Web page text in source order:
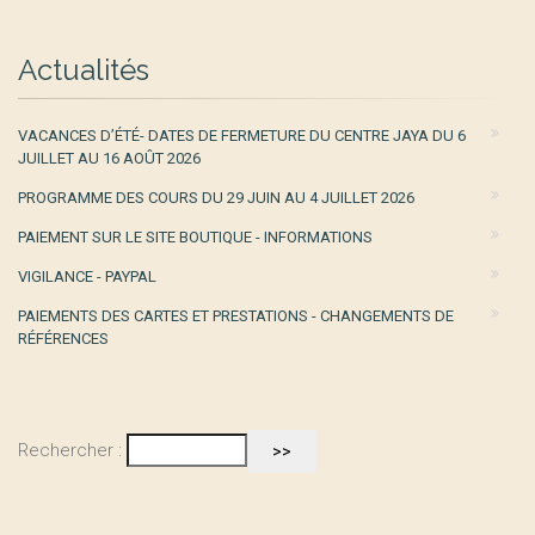
Actualités
VACANCES D’ÉTÉ- DATES DE FERMETURE DU CENTRE JAYA DU 6
JUILLET AU 16 AOÛT 2026
PROGRAMME DES COURS DU 29 JUIN AU 4 JUILLET 2026
PAIEMENT SUR LE SITE BOUTIQUE - INFORMATIONS
VIGILANCE - PAYPAL
PAIEMENTS DES CARTES ET PRESTATIONS - CHANGEMENTS DE
RÉFÉRENCES
Rechercher :